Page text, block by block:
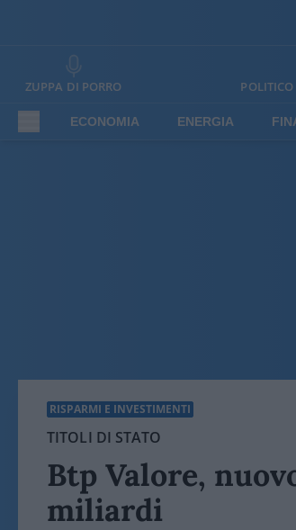
ZUPPA DI PORRO
ECONOMIA ENERGIA
RISPARMI E INVESTIMENTI
TITOLI DI STATO
Btp Valore,
miliardi